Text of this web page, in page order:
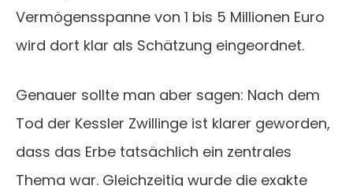
Vermögensspanne von 1 bis 5 Millionen Euro
wird dort klar als Schätzung eingeordnet.
Genauer sollte man aber sagen: Nach dem
Tod der Kessler Zwillinge ist klarer geworden,
dass das Erbe tatsächlich ein zentrales
Thema war. Gleichzeitig wurde die exakte